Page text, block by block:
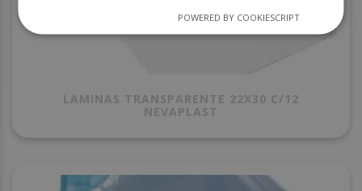
LAMINAS TRANSPARENTE 22X30 C/12
NEVAPLAST
POWERED BY COOKIESCRIPT